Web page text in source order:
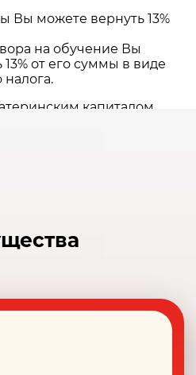
Вы можете вернуть 13%
на обучение Вы
от его суммы в виде
налога.
капиталом